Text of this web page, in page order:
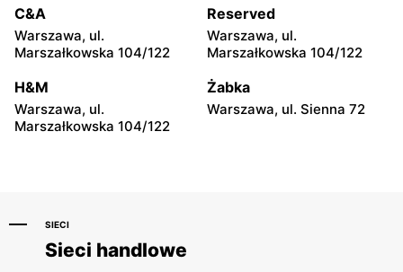
Agata
Kobylnica, ul. Szczecińska
3d
Agata
Zielona Góra, ul.
Sulechowska 45
Agata
Koszalin, ul. Koszalińska 5
Agata
Jelenia Góra al. Jana Pawła
C&A
Warszawa, ul.
Marszałkowska 104/122
Reserved
Warszawa, ul.
Marszałkowska 104/122
H&M
Warszawa, ul.
Marszałkowska 104/122
Żabka
Warszawa, ul. Sienna 72
SIECI
Sieci handlowe